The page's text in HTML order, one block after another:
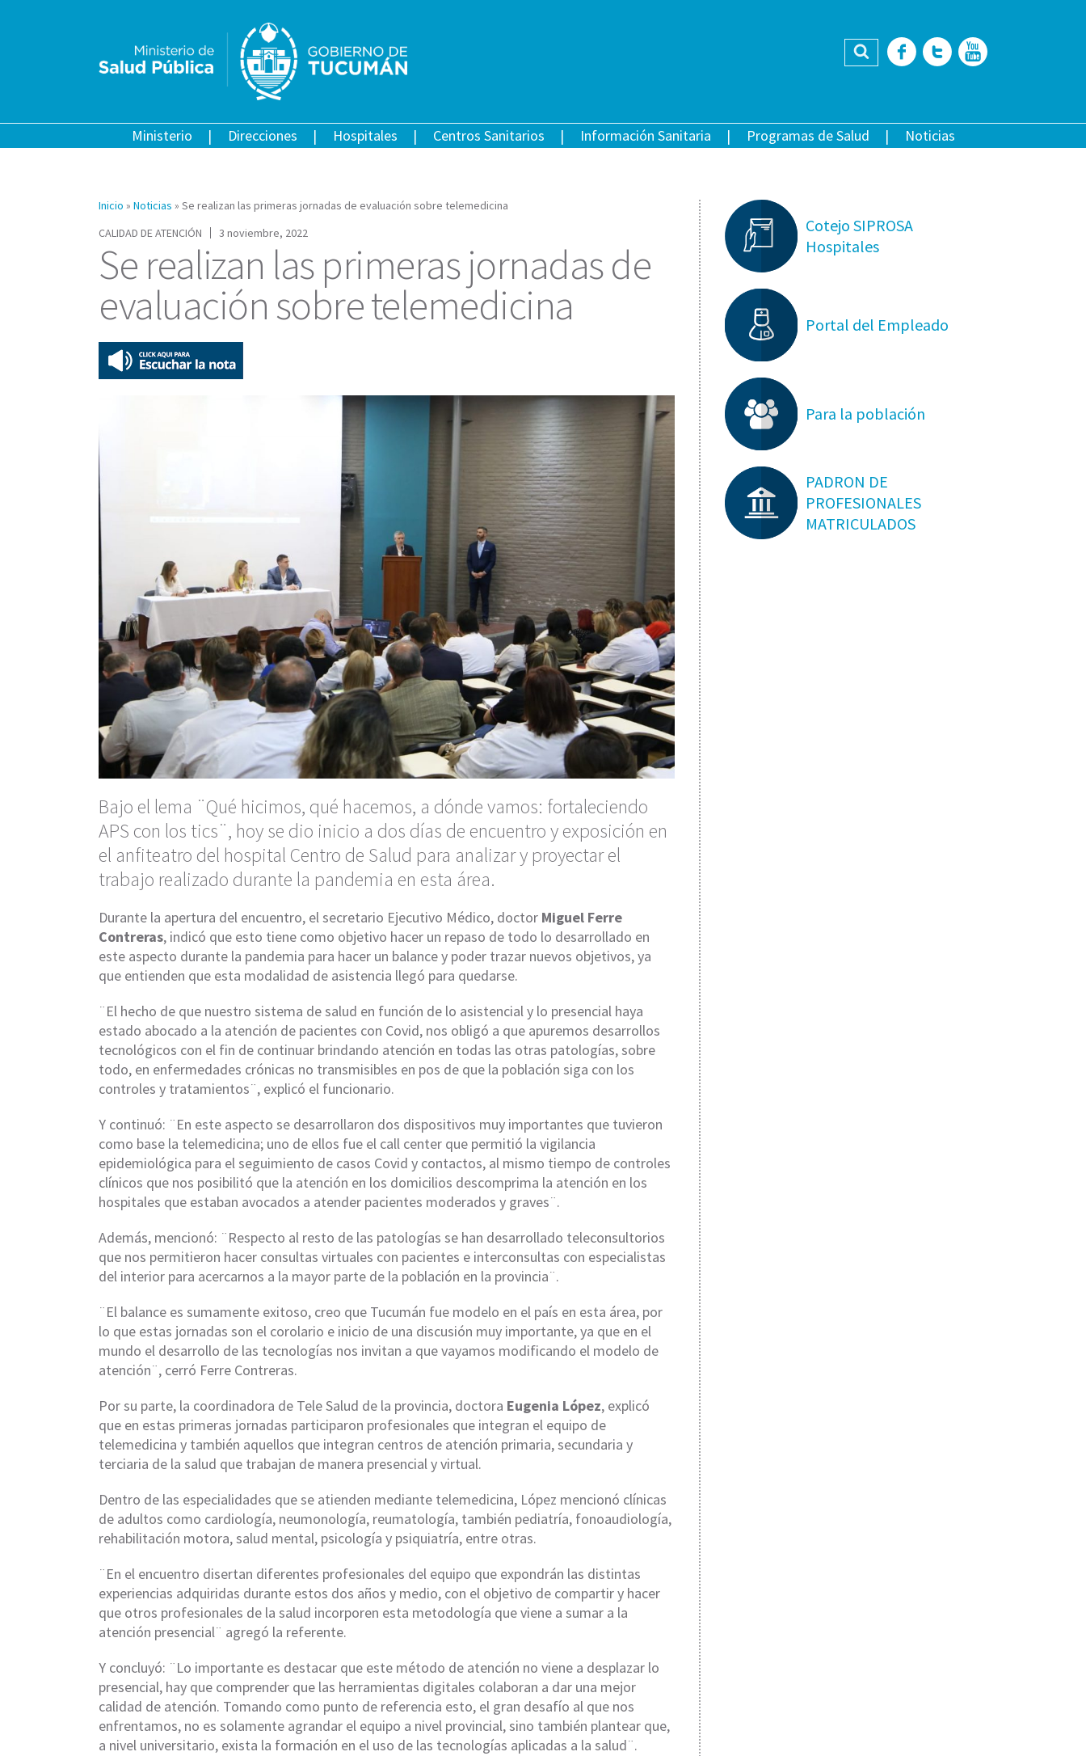
Buscar Facebook
Twitter
Ministerio Direcciones Hospitales Centros Sanitarios Información Sanitaria Programas de Salud Noticias
Inicio » Noticias » Se realizan las primeras jornadas de evaluación sobre telemedicina
CALIDAD DE ATENCIÓN
3 noviembre, 2022
Se realizan las primeras jornadas de
evaluación sobre telemedicina
Bajo el lema ¨Qué hicimos, qué hacemos, a dónde vamos: fortaleciendo
APS con los tics¨, hoy se dio inicio a dos días de encuentro y exposición en
el anfiteatro del hospital Centro de Salud para analizar y proyectar el
trabajo realizado durante la pandemia en esta área.
Durante la apertura del encuentro, el secretario Ejecutivo Médico, doctor Miguel Ferre
Contreras, indicó que esto tiene como objetivo hacer un repaso de todo lo desarrollado en
este aspecto durante la pandemia para hacer un balance y poder trazar nuevos objetivos, ya
que entienden que esta modalidad de asistencia llegó para quedarse.
¨El hecho de que nuestro sistema de salud en función de lo asistencial y lo presencial haya
estado abocado a la atención de pacientes con Covid, nos obligó a que apuremos desarrollos
tecnológicos con el fin de continuar brindando atención en todas las otras patologías, sobre
todo, en enfermedades crónicas no transmisibles en pos de que la población siga con los
controles y tratamientos¨, explicó el funcionario.
Y continuó: ¨En este aspecto se desarrollaron dos dispositivos muy importantes que tuvieron
como base la telemedicina; uno de ellos fue el call center que permitió la vigilancia
epidemiológica para el seguimiento de casos Covid y contactos, al mismo tiempo de controles
clínicos que nos posibilitó que la atención en los domicilios descomprima la atención en los
hospitales que estaban avocados a atender pacientes moderados y graves¨.
Además, mencionó: ¨Respecto al resto de las patologías se han desarrollado teleconsultorios
que nos permitieron hacer consultas virtuales con pacientes e interconsultas con especialistas
del interior para acercarnos a la mayor parte de la población en la provincia¨.
¨El balance es sumamente exitoso, creo que Tucumán fue modelo en el país en esta área, por
lo que estas jornadas son el corolario e inicio de una discusión muy importante, ya que en el
mundo el desarrollo de las tecnologías nos invitan a que vayamos modificando el modelo de
atención¨, cerró Ferre Contreras.
Por su parte, la coordinadora de Tele Salud de la provincia, doctora Eugenia López, explicó
que en estas primeras jornadas participaron profesionales que integran el equipo de
telemedicina y también aquellos que integran centros de atención primaria, secundaria y
terciaria de la salud que trabajan de manera presencial y virtual.
Dentro de las especialidades que se atienden mediante telemedicina, López mencionó clínicas
de adultos como cardiología, neumonología, reumatología, también pediatría, fonoaudiología,
rehabilitación motora, salud mental, psicología y psiquiatría, entre otras.
¨En el encuentro disertan diferentes profesionales del equipo que expondrán las distintas
experiencias adquiridas durante estos dos años y medio, con el objetivo de compartir y hacer
que otros profesionales de la salud incorporen esta metodología que viene a sumar a la
atención presencial¨ agregó la referente.
Y concluyó: ¨Lo importante es destacar que este método de atención no viene a desplazar lo
presencial, hay que comprender que las herramientas digitales colaboran a dar una mejor
calidad de atención. Tomando como punto de referencia esto, el gran desafío al que nos
enfrentamos, no es solamente agrandar el equipo a nivel provincial, sino también plantear que,
a nivel universitario, exista la formación en el uso de las tecnologías aplicadas a la salud¨.
Cotejo SIPROSA
Hospitales
Portal del Empleado
Para la población
PADRON DE
PROFESIONALES
MATRICULADOS